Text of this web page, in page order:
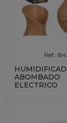
Ref.:
ABOMBADO
ELECTRICO